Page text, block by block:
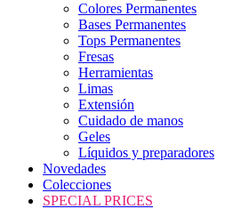
Colores Permanentes
Bases Permanentes
Tops Permanentes
Fresas
Herramientas
Limas
Extensión
Cuidado de manos
Geles
Líquidos y preparadores
Novedades
Colecciones
SPECIAL PRICES